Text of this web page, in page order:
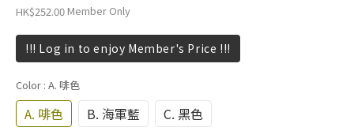
HK$252.00Member Only
!!! Log in to enjoy Member's Price !!!
Color : A. 啡色
A. 啡色 B. 海軍藍 C. 黑色